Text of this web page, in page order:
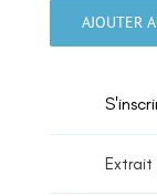
AJOUTER